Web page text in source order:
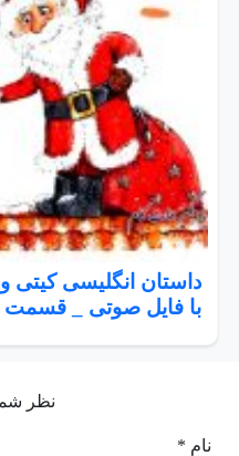
داستان انگلیسی
با فایل صوتی _ قسمت
نظر
نام *